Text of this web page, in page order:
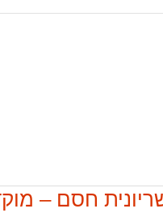
חסם –